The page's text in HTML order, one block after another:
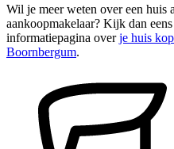
Wil je meer weten over een huis
aankoopmakelaar? Kijk dan
informatiepagina overje huis
Boornbergum.